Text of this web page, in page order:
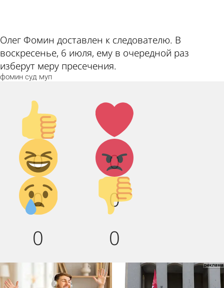
Олег Фомин доставлен к следователю. В
воскресенье, 6 июля, ему в очередной раз
изберут меру пресечения.
фомин суд муп
Палец
вверх!
0
Лайк!
0
Дикий
смех!
0
Агрессия!
0
Грусть :(
0
Палец
вниз!
0